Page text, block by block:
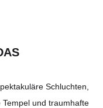
Schluchten,
und traumhafte